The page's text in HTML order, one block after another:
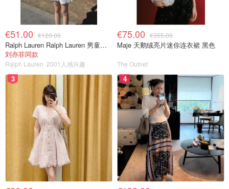
€51.00 €120.00
Ralph Lauren Ralph Lauren 男童亚麻衬衫
刘亦菲同款
Ralph Lauren 2001人感兴趣
€75.00 €355.00
Maje 天鹅绒亮片迷你连衣裙 黑色
The Outnet
3 4